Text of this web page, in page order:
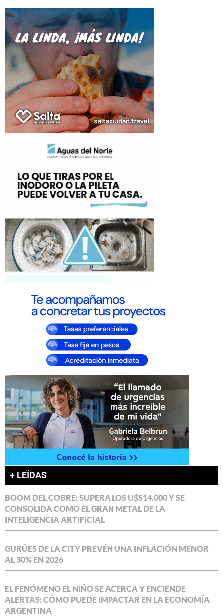
+ LEÍDAS
BOOM DEL COBRE: SUPERA LOS U$S14.000 Y SE
CONSOLIDA COMO EL GRAN METAL DE LA
INTELIGENCIA ARTIFICIAL
GURÚES DE LA CITY PREVÉN UNA INFLACIÓN MENOR
AL 30% EN 2026
EL FENÓMENO EL NIÑO SE ACERCA Y ENCIENDE
ALERTAS: CÓMO PUEDE IMPACTAR EN LA ECONOMÍA
ARGENTINA